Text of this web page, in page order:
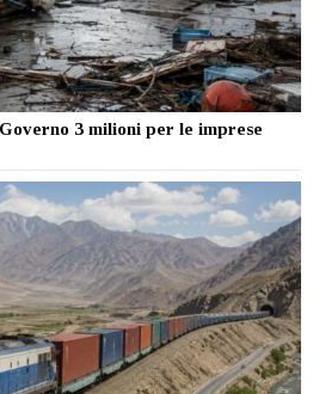
3 milioni per le imprese